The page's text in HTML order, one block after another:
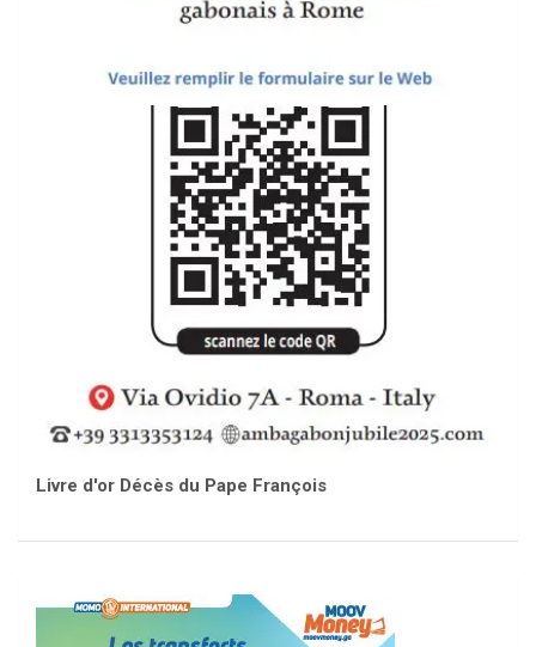
Livre d'or Décès du Pape François